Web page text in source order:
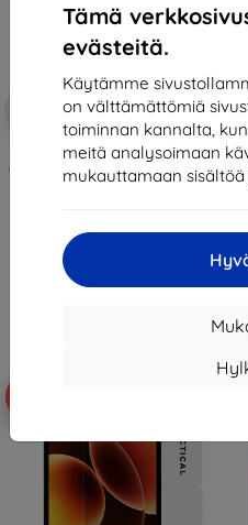
Tämä
evästeitä.
Käytämme
on välttämättömiä
toiminnan kannalta,
meitä analysoimaan
mukauttamaan
Alennus
kupongilla
EXTRA10
3mk FlexibleGlass Pro Hybrid
glass for Samsung Galaxy Z Fold
8 Ultra
26,91 €